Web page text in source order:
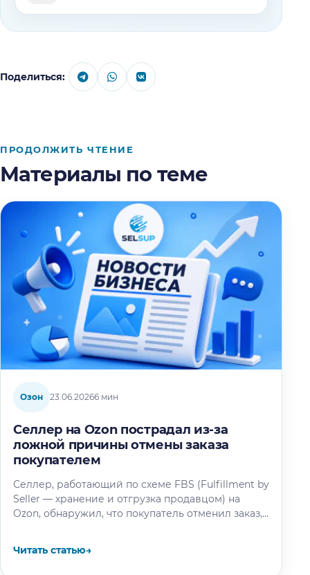
Поделиться:
ПРОДОЛЖИТЬ ЧТЕНИЕ
Материалы по теме
Озон 23.06.20266 мин
Селлер на Ozon пострадал из-за
ложной причины отмены заказа
покупателем
Селлер, работающий по схеме FBS (Fulfillment by
Seller — хранение и отгрузка продавцом) на
Ozon, обнаружил, что покупатель отменил заказ,
Читать статью→